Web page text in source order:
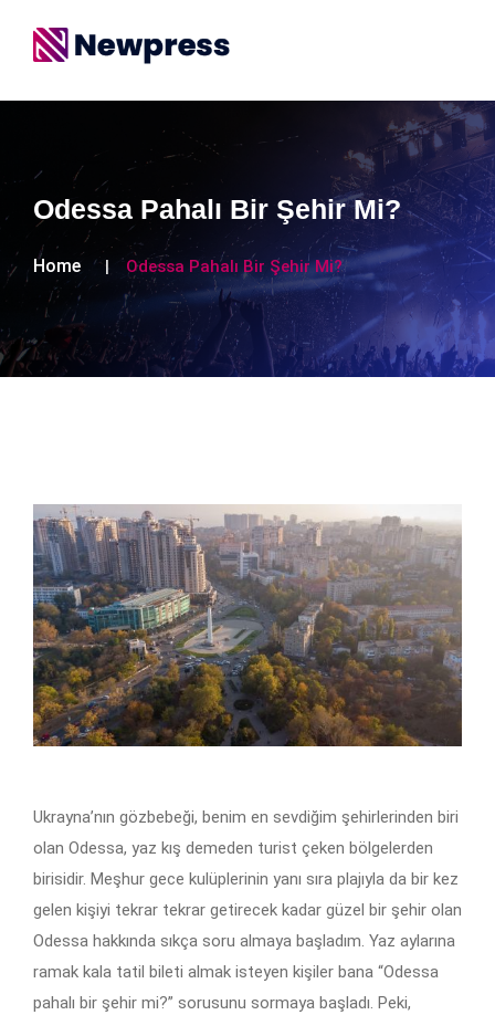
Odessa Pahalı Bir Şehir Mi?
Home Odessa Pahalı Bir Şehir Mi?
Ukrayna’nın gözbebeği, benim en sevdiğim şehirlerinden biri
olan Odessa, yaz kış demeden turist çeken bölgelerden
birisidir. Meşhur gece kulüplerinin yanı sıra plajıyla da bir kez
gelen kişiyi tekrar tekrar getirecek kadar güzel bir şehir olan
Odessa hakkında sıkça soru almaya başladım. Yaz aylarına
ramak kala tatil bileti almak isteyen kişiler bana “Odessa
pahalı bir şehir mi?” sorusunu sormaya başladı. Peki,